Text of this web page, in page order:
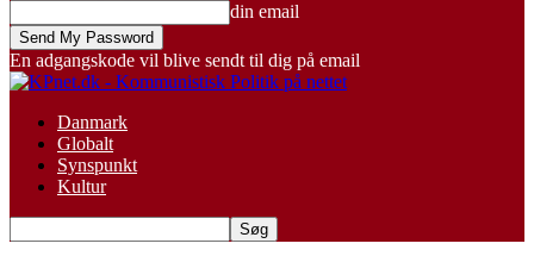
din email
En adgangskode vil blive sendt til dig på email
Danmark
Globalt
Synspunkt
Kultur